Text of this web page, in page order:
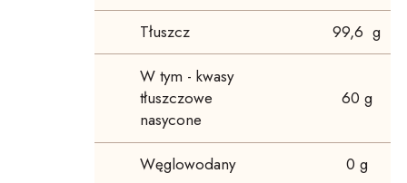
Tłuszcz 99,6 g
W tym - kwasy
tłuszczowe
nasycone
60 g
Węglowodany
0 g